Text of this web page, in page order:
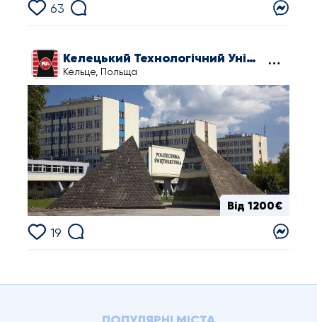
63
Келецький Технологічний Університет
Кельце, Польща
Від 1200€
19